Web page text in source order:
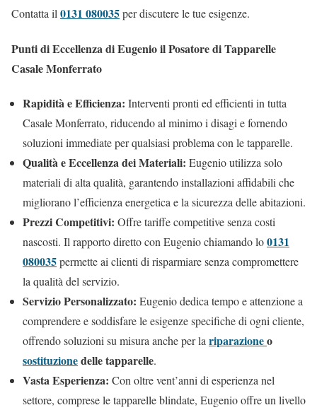
Contatta il0131 080035per discutere le tue esigenze.
Punti di Eccellenza di Eugenio il Posatore di Tapparelle
Casale Monferrato
Rapidità e Efficienza: Interventi pronti ed efficienti in tutta
Casale Monferrato, riducendo al minimo i disagi e fornendo
soluzioni immediate per qualsiasi problema con le tapparelle.
Qualità e Eccellenza dei Materiali: Eugenio utilizza solo
materiali di alta qualità, garantendo installazioni affidabili che
migliorano l’efficienza energetica e la sicurezza delle abitazioni.
Prezzi Competitivi: Offre tariffe competitive senza costi
nascosti. Il rapporto diretto con Eugenio chiamando lo0131
080035permette ai clienti di risparmiare senza compromettere
la qualità del servizio.
Servizio Personalizzato: Eugenio dedica tempo e attenzione a
comprendere e soddisfare le esigenze specifiche di ogni cliente,
offrendo soluzioni su misura anche per la riparazioneo
sostituzionedelle tapparelle.
Vasta Esperienza: Con oltre vent’anni di esperienza nel
settore, comprese le tapparelle blindate, Eugenio offre un livello